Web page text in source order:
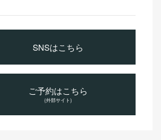
SNSはこちら
ご予約はこちら
(外部サイト)